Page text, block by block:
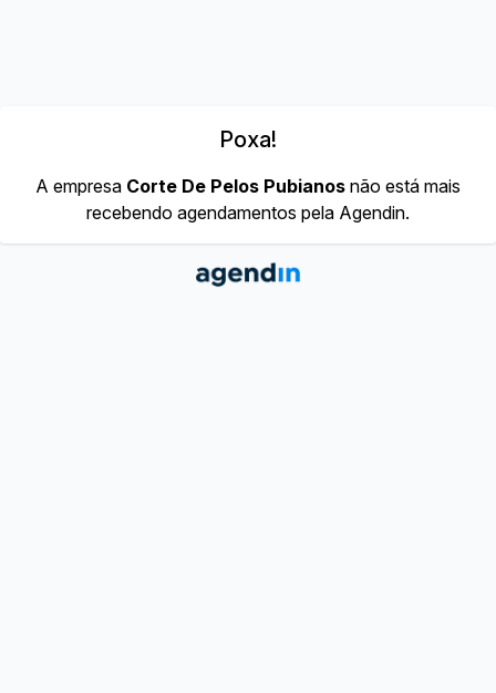
Poxa!
A empresa Corte De Pelos Pubianos não está mais
recebendo agendamentos pela Agendin.